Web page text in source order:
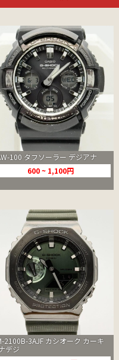
100 タフソーラー デジアナ
600 ~ 1,100円
2100B-3AJF カシオーク カーキ
デジ